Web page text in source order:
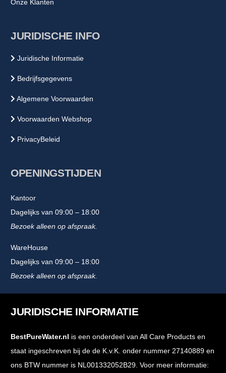
Onze Klanten
JURIDISCHE INFO
Juridische Informatie
Bedrijfsgegevens
Algemene Voorwaarden
Voorwaarden Webshop
PrivacyBeleid
OPENINGSTIJDEN
Kantoor
Dagelijks van 09:00 – 18:00
Bezoek alleen op afspraak.
WareHouse
Dagelijks van 09:00 – 18:00
Bezoek alleen op afspraak.
JURIDISCHE INFORMATIE
BestPureWater.nl is een onderdeel van All Care Products en
staat ingeschreven bij de de K.v.K. onder nummer 27140889 en
ons BTW nummer is NL001332052B29. Voor meer informatie: